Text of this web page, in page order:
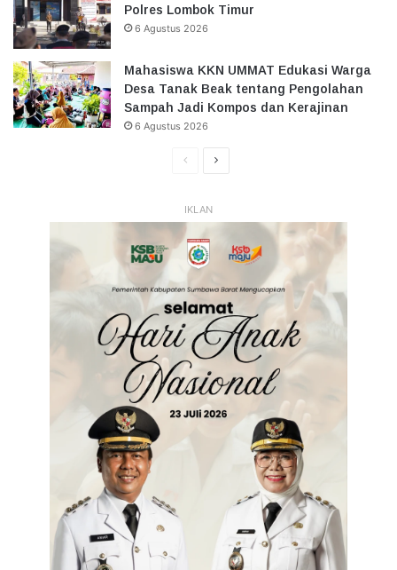
Polres Lombok Timur
6 Agustus 2026
Mahasiswa KKN UMMAT Edukasi Warga
Desa Tanak Beak tentang Pengolahan
Sampah Jadi Kompos dan Kerajinan
6 Agustus 2026
HalamanHalaman
IKLAN